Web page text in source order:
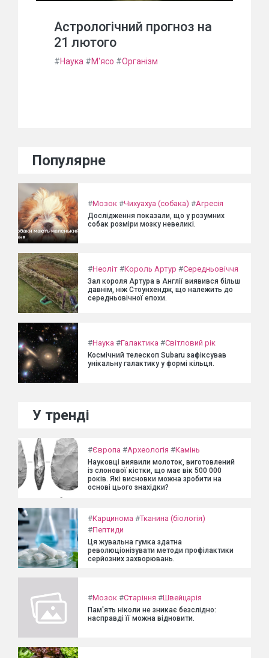
Астрологічний прогноз на
21 лютого
#Наука #М'ясо #Організм
Популярне
#Мозок #Чихуахуа (собака) #Агресія
Дослідження показали, що у розумних
собак розміри мозку невеликі.
#Неоліт #Король Артур #Середньовіччя
Зал короля Артура в Англії виявився більш
давнім, ніж Стоунхендж, що належить до
середньовічної епохи.
#Наука #Галактика #Світловий рік
Космічний телескоп Subaru зафіксував
унікальну галактику у формі кільця.
У тренді
#Європа #Археологія #Камінь
Науковці виявили молоток, виготовлений
із слонової кістки, що має вік 500 000
років. Які висновки можна зробити на
основі цього знахідки?
#Карцинома #Тканина (біологія)
#Пептиди
Ця жувальна гумка здатна
революціонізувати методи профілактики
серйозних захворювань.
#Мозок #Старіння #Швейцарія
Пам'ять ніколи не зникає безслідно:
насправді її можна відновити.